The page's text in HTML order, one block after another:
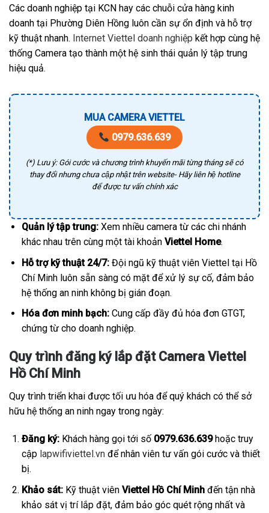
Các doanh nghiệp tại KCN hay các chuỗi cửa hàng kinh
doanh tại Phường Diên Hồng luôn cần sự ổn định và hỗ trợ
kỹ thuật nhanh. Internet Viettel doanh nghiệp kết hợp cùng hệ
thống Camera tạo thành một hệ sinh thái quản lý tập trung
hiệu quả.
MUA CAMERA VIETTEL
0979.636.639
(*) Lưu ý: Gói cước và chương trình khuyến mãi từng tháng sẽ có
thay đổi nhưng chưa cập nhật trên website- Hãy liên hệ hotline
để được tư vấn chính xác
Quản lý tập trung:Xem nhiều camera từ các chi nhánh
khác nhau trên cùng một tài khoản Viettel Home.
Hỗ trợ kỹ thuật 24/7:Đội ngũ kỹ thuật viên Viettel tại Hồ
Chí Minh luôn sẵn sàng có mặt để xử lý sự cố, đảm bảo
hệ thống an ninh không bị gián đoạn.
Hóa đơn minh bạch:Cung cấp đầy đủ hóa đơn GTGT,
chứng từ cho doanh nghiệp.
Quy trình đăng ký lắp đặt Camera Viettel
Hồ Chí Minh
Quy trình triển khai được tối ưu hóa để quý khách có thể sở
hữu hệ thống an ninh ngay trong ngày:
Đăng ký:Khách hàng gọi tới số 0979.636.639hoặc truy
cập lapwifiviettel.vnđể nhân viên tư vấn gói cước và thiết
bị.
Khảo sát:Kỹ thuật viên Viettel Hồ Chí Minhđến tận nhà
khảo sát vị trí lắp đặt, đảm bảo góc quét rộng nhất và